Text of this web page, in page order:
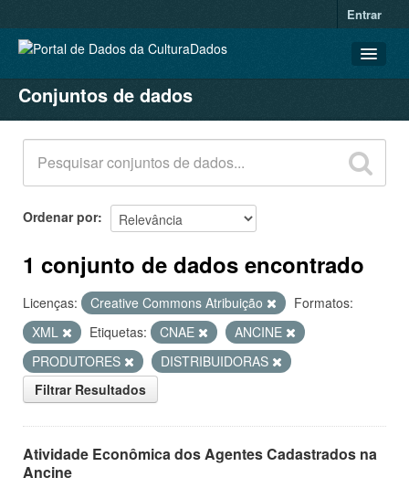
Entrar
CONJUNTOS DE DADOS
ORGANIZAÇÕES
GRUPOS
SOBRE
Conjuntos de dados
Ordenar por
1 conjunto de dados encontrado
Licenças: Creative Commons Atribuição
Formatos:
XML
Etiquetas: CNAE
ANCINE
PRODUTORES
DISTRIBUIDORAS
Filtrar Resultados
Atividade Econômica dos Agentes Cadastrados na
Ancine